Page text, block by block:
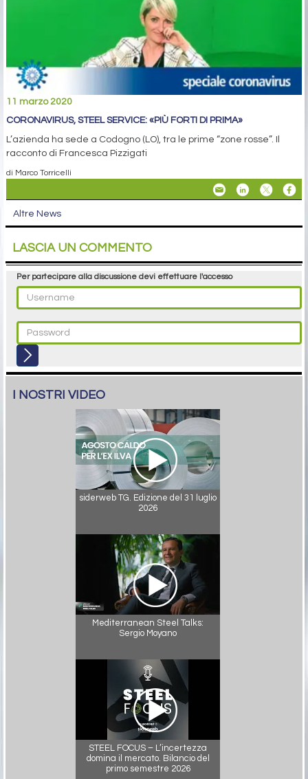
11 marzo 2020
CORONAVIRUS, STEEL SERVICE: «PIÙ FORTI DI PRIMA»
L’azienda ha sede a Codogno (LO), tra le prime “zone rosse”. Il
racconto di Francesca Pizzigati
di Marco Torricelli
Altre News
LASCIA UN COMMENTO
Per partecipare alla discussione devi effettuare l'accesso
I NOSTRI VIDEO
siderweb TG. Edizione del 31 luglio
2026
Mediterranean Steel Talks:
Sergio Moyano
STEEL FOCUS – L’incertezza
domina il mercato. Bilancio del
primo semestre 2026